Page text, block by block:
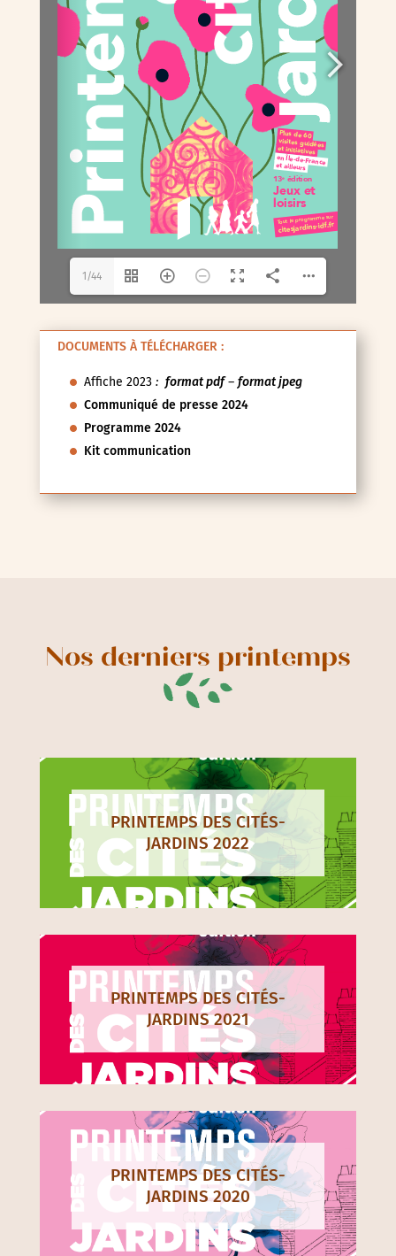
1/44
DOCUMENTS À TÉLÉCHARGER :
Affiche 2023: format pdf– format jpeg
Communiqué de presse 2024
Programme 2024
Kit communication
Nos derniers printemps
PRINTEMPS DES CITÉS-
JARDINS 2022
PRINTEMPS DES CITÉS-
JARDINS 2021
PRINTEMPS DES CITÉS-
JARDINS 2020